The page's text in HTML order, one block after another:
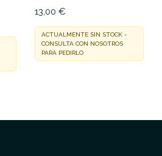
13,00 €
ACTUALMENTE SIN STOCK -
CONSULTA CON NOSOTROS
PARA PEDIRLO